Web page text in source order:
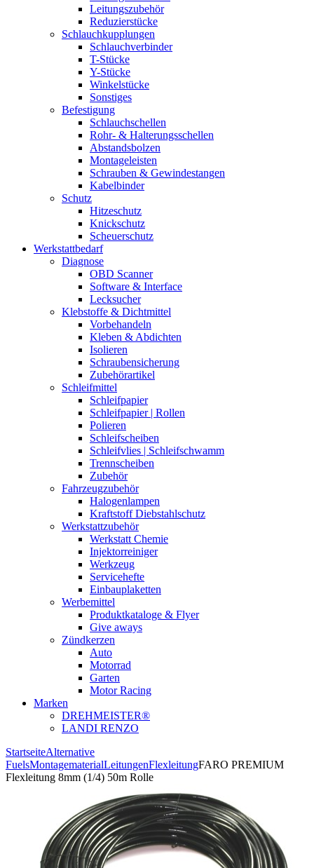
Leitungszubehör
Reduzierstücke
Schlauchkupplungen
Schlauchverbinder
T-Stücke
Y-Stücke
Winkelstücke
Sonstiges
Befestigung
Schlauchschellen
Rohr- & Halterungsschellen
Abstandsbolzen
Montageleisten
Schrauben & Gewindestangen
Kabelbinder
Schutz
Hitzeschutz
Knickschutz
Scheuerschutz
Werkstattbedarf
Diagnose
OBD Scanner
Software & Interface
Lecksucher
Klebstoffe & Dichtmittel
Vorbehandeln
Kleben & Abdichten
Isolieren
Schraubensicherung
Zubehörartikel
Schleifmittel
Schleifpapier
Schleifpapier | Rollen
Polieren
Schleifscheiben
Schleifvlies | Schleifschwamm
Trennscheiben
Zubehör
Fahrzeugzubehör
Halogenlampen
Kraftstoff Diebstahlschutz
Werkstattzubehör
Werkstatt Chemie
Injektorreiniger
Werkzeug
Servicehefte
Einbauplaketten
Werbemittel
Produktkataloge & Flyer
Give aways
Zündkerzen
Auto
Motorrad
Garten
Motor Racing
Marken
DREHMEISTER®
LANDI RENZO
StartseiteAlternative
FuelsMontagematerialLeitungenFlexleitungFARO PREMIUM
Flexleitung 8mm (1/4) 50m Rolle